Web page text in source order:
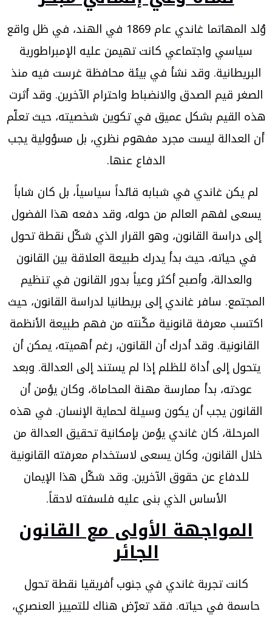
وُلد المهاتما غاندي عام 1869 في الهند، في ظل واقع
سياسي واجتماعي كانت تهيمن عليه الإمبراطورية
البريطانية. وقد نشأ في بيئة محافظة غرست فيه منذ
الصغر قيم الصدق والانضباط واحترام الآخرين. وقد أثرت
هذه القيم بشكل عميق في تكوين شخصيته، حيث تعلّم
أن العدالة ليست مجرد مفهوم نظري، بل مسؤولية يجب
الدفاع عنها.
لم يكن غاندي في شبابه قائداً سياسياً، بل كان شاباً
يسعى لفهم العالم من حوله، وقد دفعه هذا الفضول
إلى دراسة القانون، وهو القرار الذي شكّل نقطة تحول
في حياته، حيث بدأ يدرك طبيعة العلاقة بين القانون
والعدالة، وأصبح أكثر وعياً بدور القانون في تنظيم
المجتمع. سافر غاندي إلى بريطانيا لدراسة القانون، حيث
اكتسب معرفة قانونية مكّنته من فهم طبيعة الأنظمة
القانونية. وقد أدرك أن القانون، رغم أهميته، يمكن أن
يتحول إلى أداة للظلم إذا لم يستند إلى العدالة. وبعد
عودته، بدأ ممارسة مهنة المحاماة، وكان يؤمن أن
القانون يجب أن يكون وسيلة لحماية الإنسان. في هذه
المرحلة، كان غاندي يؤمن بإمكانية تحقيق العدالة من
خلال القانون، وكان يسعى لاستخدام معرفته القانونية
للدفاع عن حقوق الآخرين. وقد شكّل هذا الإيمان
الأساس الذي بنى عليه فلسفته لاحقاً.
المواجهة الأولى مع القانون
الجائر
كانت تجربة غاندي في جنوب أفريقيا نقطة تحول
حاسمة في حياته. فقد تعرّض هناك للتمييز العنصري،